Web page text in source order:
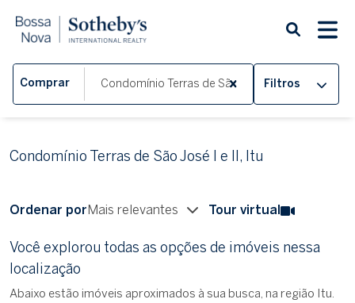
Comprar Filtros
Condomínio Terras de São José I e II, Itu
Ordenar por Mais relevantes Tour virtual
Você explorou todas as opções de imóveis nessa
localização
Abaixo estão imóveis aproximados à sua busca, na região Itu.